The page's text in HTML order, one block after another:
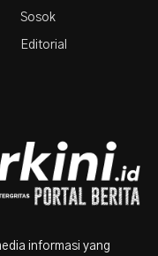
Sosok
Editorial
informasi yang